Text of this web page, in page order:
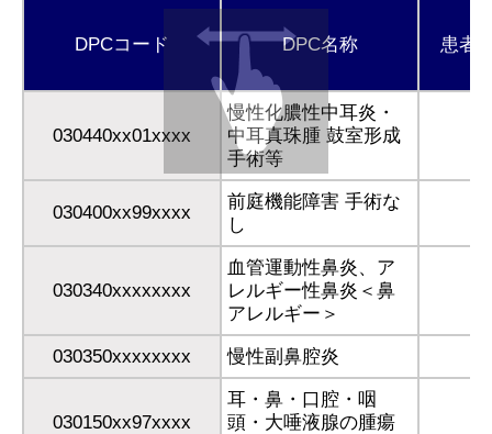
DPCコード DPC名称 患者
030440xx01xxxx
慢性化膿性中耳炎・
中耳真珠腫 鼓室形成
手術等
030400xx99xxxx
前庭機能障害 手術な
し
030340xxxxxxxx
血管運動性鼻炎、ア
レルギー性鼻炎＜鼻
アレルギー＞
030350xxxxxxxx 慢性副鼻腔炎
030150xx97xxxx
耳・鼻・口腔・咽
頭・大唾液腺の腫瘍